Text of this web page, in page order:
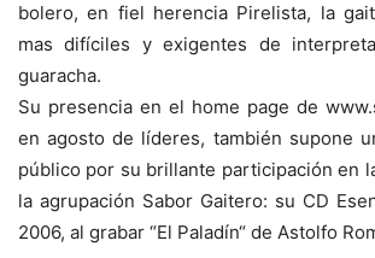
bolero, en fiel herencia Pirelista, la
mas difíciles y exigentes de
guaracha.
Su presencia en el home page de
en agosto de líderes, también supone
público por su brillante participación en
la agrupación Sabor Gaitero: su CD
2006, al grabar “El Paladín“ de Astolfo